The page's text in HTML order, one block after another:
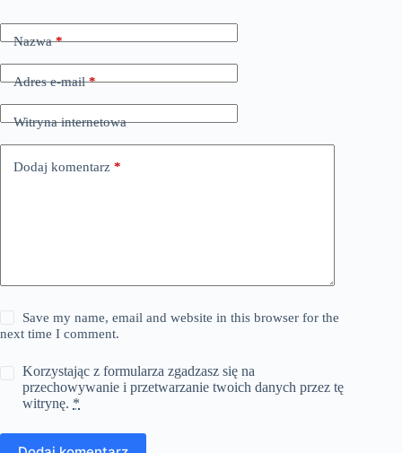
Nazwa*
Adres e-mail*
Witryna internetowa
Dodaj komentarz *
Save my name, email and website in this browser for the
next time I comment.
Korzystając z formularza zgadzasz się na
przechowywanie i przetwarzanie twoich danych przez tę
witrynę. *